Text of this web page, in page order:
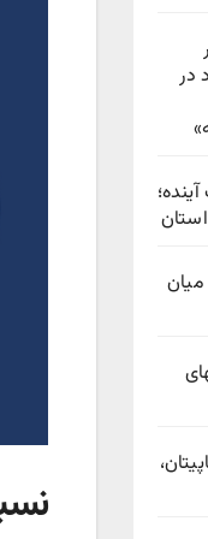
در
۷۲ ساعت آینده؛
میان